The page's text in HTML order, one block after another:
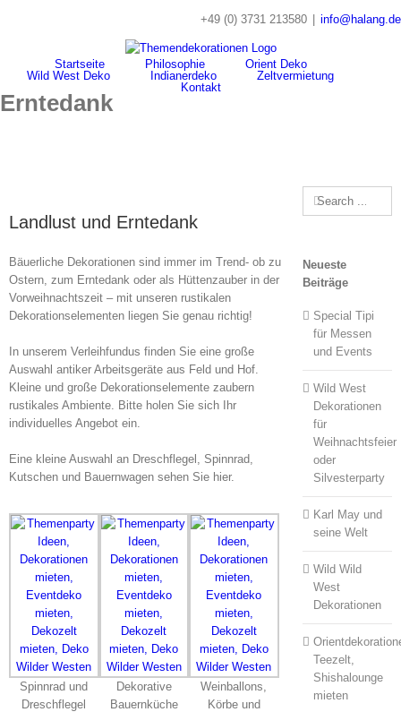
+49 (0) 3731 213580 info@halang.de
Startseite Philosophie
Orient Deko
Wild West Deko
Indianerdeko
Zeltvermietung
Kontakt
Erntedank
Landlust und Erntedank
Bäuerliche Dekorationen sind immer im Trend- ob zu
Ostern, zum Erntedank oder als Hüttenzauber in der
Vorweihnachtszeit – mit unseren rustikalen
Dekorationselementen liegen Sie genau richtig!
In unserem Verleihfundus finden Sie eine große
Auswahl antiker Arbeitsgeräte aus Feld und Hof.
Kleine und große Dekorationselemente zaubern
rustikales Ambiente. Bitte holen Sie sich Ihr
individuelles Angebot ein.
Eine kleine Auswahl an Dreschflegel, Spinnrad,
Kutschen und Bauernwagen sehen Sie hier.
Spinnrad und
Dreschflegel
Dekorative
Bauernküche
Weinballons,
Körbe und
Search
for:
Neueste
Beiträge
Special Tipi
für Messen
und Events
Wild West
Dekorationen
für
Weihnachtsfeier
oder
Silvesterparty
Karl May und
seine Welt
Wild Wild
West
Dekorationen
Teezelt,
Shishalounge
mieten